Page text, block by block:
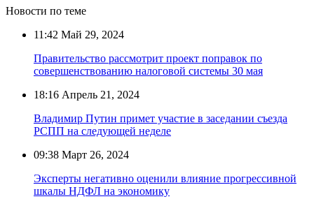
Новости по теме
11:42 Май 29, 2024
Правительство рассмотрит проект поправок по
совершенствованию налоговой системы 30 мая
18:16 Апрель 21, 2024
Владимир Путин примет участие в заседании съезда
РСПП на следующей неделе
09:38 Март 26, 2024
Эксперты негативно оценили влияние прогрессивной
шкалы НДФЛ на экономику